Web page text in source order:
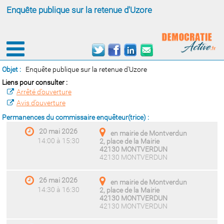
Enquête publique sur la retenue d'Uzore
Objet :
Enquête publique sur la retenue d'Uzore
Liens pour consulter :
Arrêté d’ouverture
Avis d’ouverture
Permanences du commissaire enquêteur(trice) :
20 mai 2026
14:00 à 15:30
en mairie de Montverdun
2, place de la Mairie
42130 MONTVERDUN
42130 MONTVERDUN
26 mai 2026
14:30 à 16:30
en mairie de Montverdun
2, place de la Mairie
42130 MONTVERDUN
42130 MONTVERDUN